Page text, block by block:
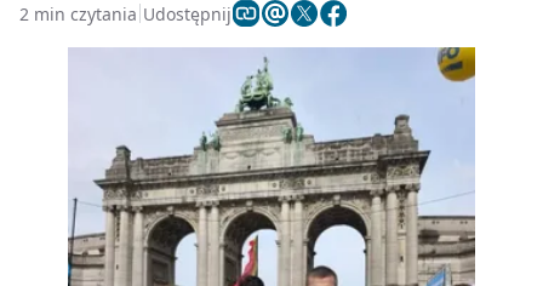
2 min czytania Udostępnij